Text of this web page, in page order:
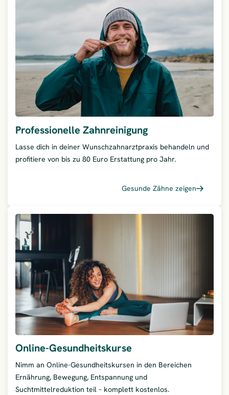
Professionelle Zahnreinigung
Lasse dich in deiner Wunschzahnarztpraxis behandeln und
profitiere von bis zu 80 Euro Erstattung pro Jahr.
Gesunde Zähne zeigen –
Online-Gesundheitskurse
Nimm an Online-Gesundheitskursen in den Bereichen
Ernährung, Bewegung, Entspannung und
Suchtmittelreduktion teil – komplett kostenlos.